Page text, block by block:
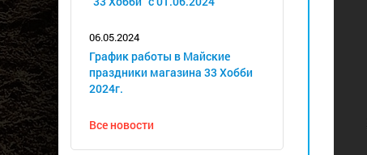
06.05.2024
График работы в Майские
праздники магазина 33 Хобби
2024г.
Все новости